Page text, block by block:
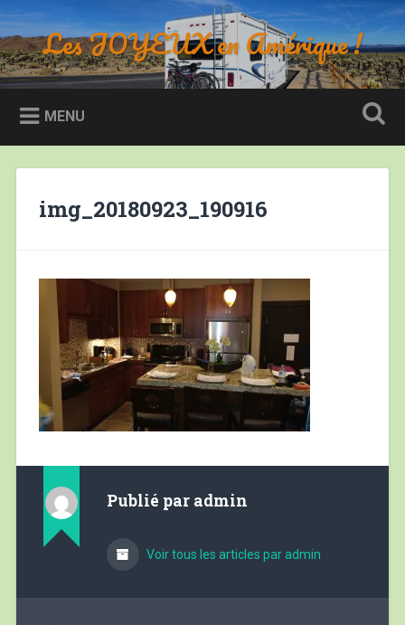
au
contenu
principal
RechercheLes JOYEUX en Amérique !
MENU
img_20180923_190916
Publié par admin
Voir tous les articles par admin